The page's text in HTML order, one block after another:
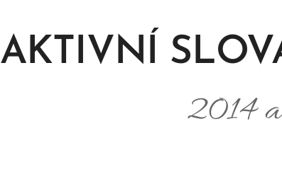
AKTIVNÍ
2014